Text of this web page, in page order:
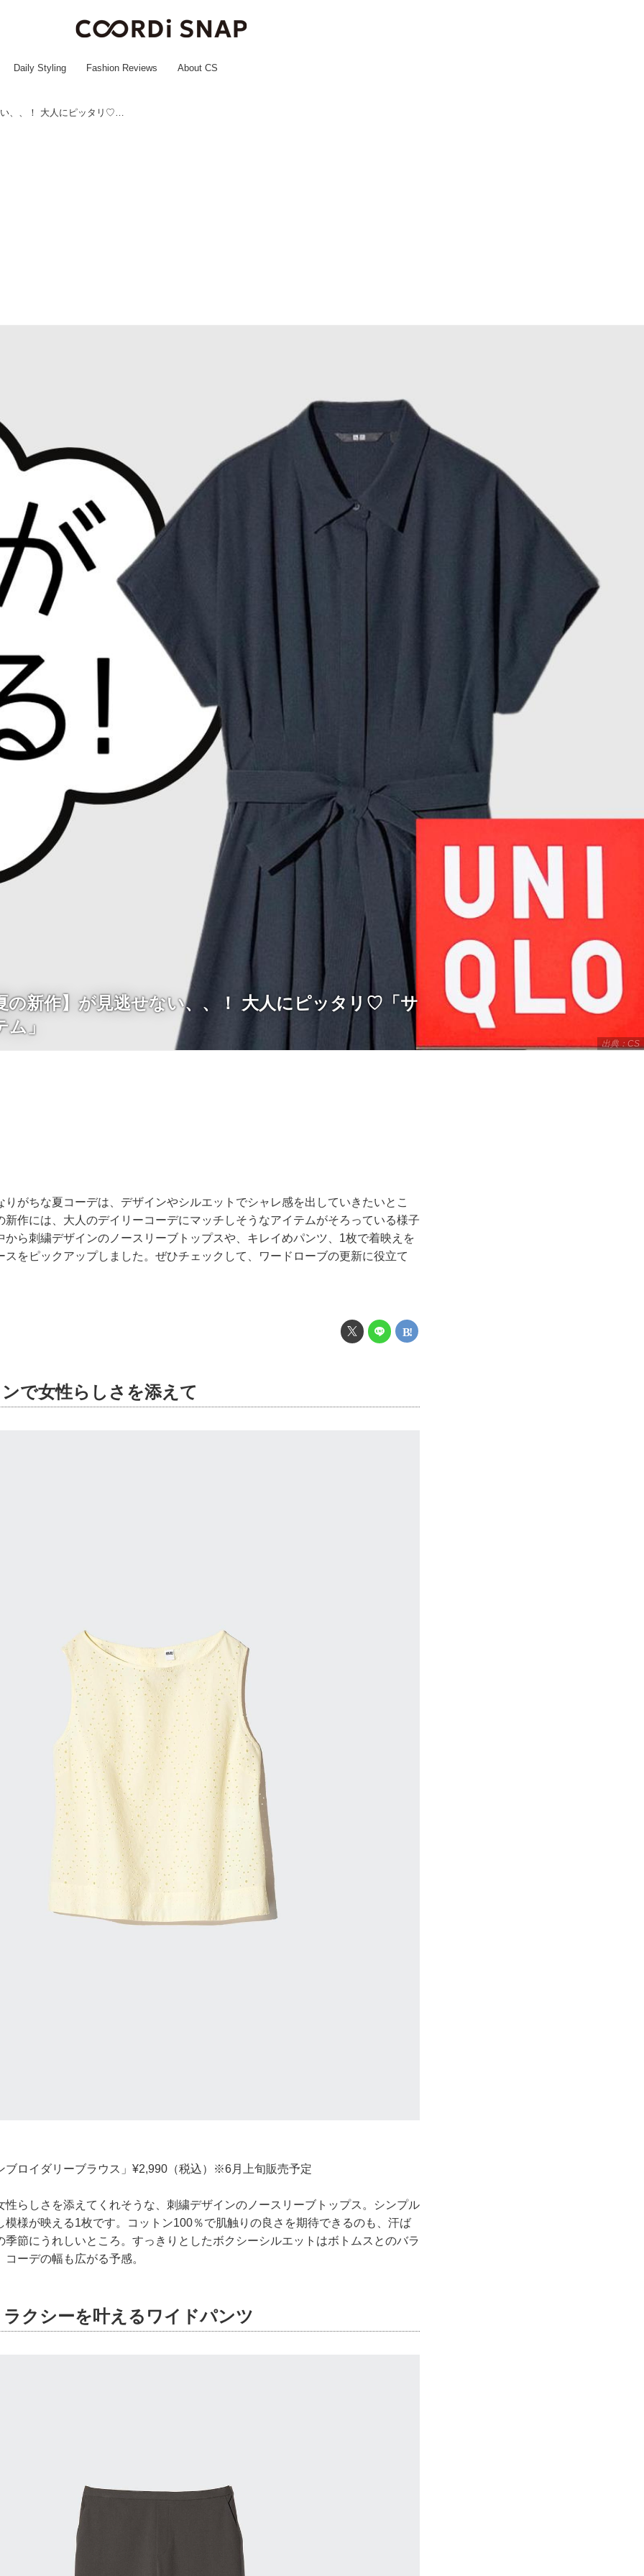
Daily Styling Fashion Reviews About CS
【ユニクロ夏の新作】が見逃せない、、！ 大人にピッタリ♡「サマ見えアイテム」
出典：CS
の新作】が見逃せない、、！ 大人にピッタリ♡「サ
」
りがちな夏コーデは、デザインやシルエットでシャレ感を出していきたいとこ
新作には、大人のデイリーコーデにマッチしそうなアイテムがそろっている様子
から刺繍デザインのノースリーブトップスや、キレイめパンツ、1枚で着映えを
スをピックアップしました。ぜひチェックして、ワードローブの更新に役立て
で女性らしさを添えて
ブロイダリーブラウス」¥2,990（税込）※6月上旬販売予定
性らしさを添えてくれそうな、刺繍デザインのノースリーブトップス。シンプル
模様が映える1枚です。コットン100％で肌触りの良さを期待できるのも、汗ば
季節にうれしいところ。すっきりとしたボクシーシルエットはボトムスとのバラ
ーデの幅も広がる予感。
クシーを叶えるワイドパンツ